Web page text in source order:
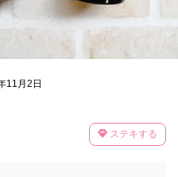
11月2日
ステキする